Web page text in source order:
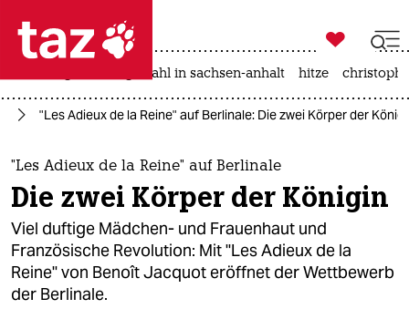
 taz zahl ich
taz zahl ich
themen
politik
öko
gesellschaft

taz zahl ich
landtagswahl in sachsen-anhalt hitze
"Les Adieux de la Reine" auf Berlinale: Die zwei Körper der
"Les Adieux de la Reine" auf Berlinale
Die zwei Körper der Königin
Viel duftige Mädchen- und Frauenhaut und
Französische Revolution: Mit "Les Adieux de la
Reine" von Benoît Jacquot eröffnet der Wettbewerb
der Berlinale.